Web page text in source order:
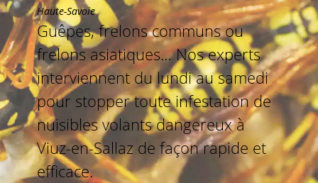
Haute-Savoie
Guêpes, frelons communs ou
frelons asiatiques… Nos experts
interviennent du lundi au samedi
pour stopper toute infestation de
nuisibles volants dangereux à
Viuz-en-Sallaz de façon rapide et
efficace.